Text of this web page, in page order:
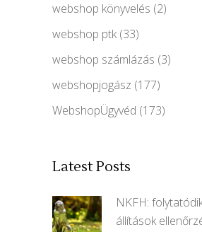
webshop könyvelés (2)
webshop ptk(33)
webshop számlázás (3)
webshopjogász (177)
WebshopÜgyvéd (173)
Latest Posts
NKFH:
állítások